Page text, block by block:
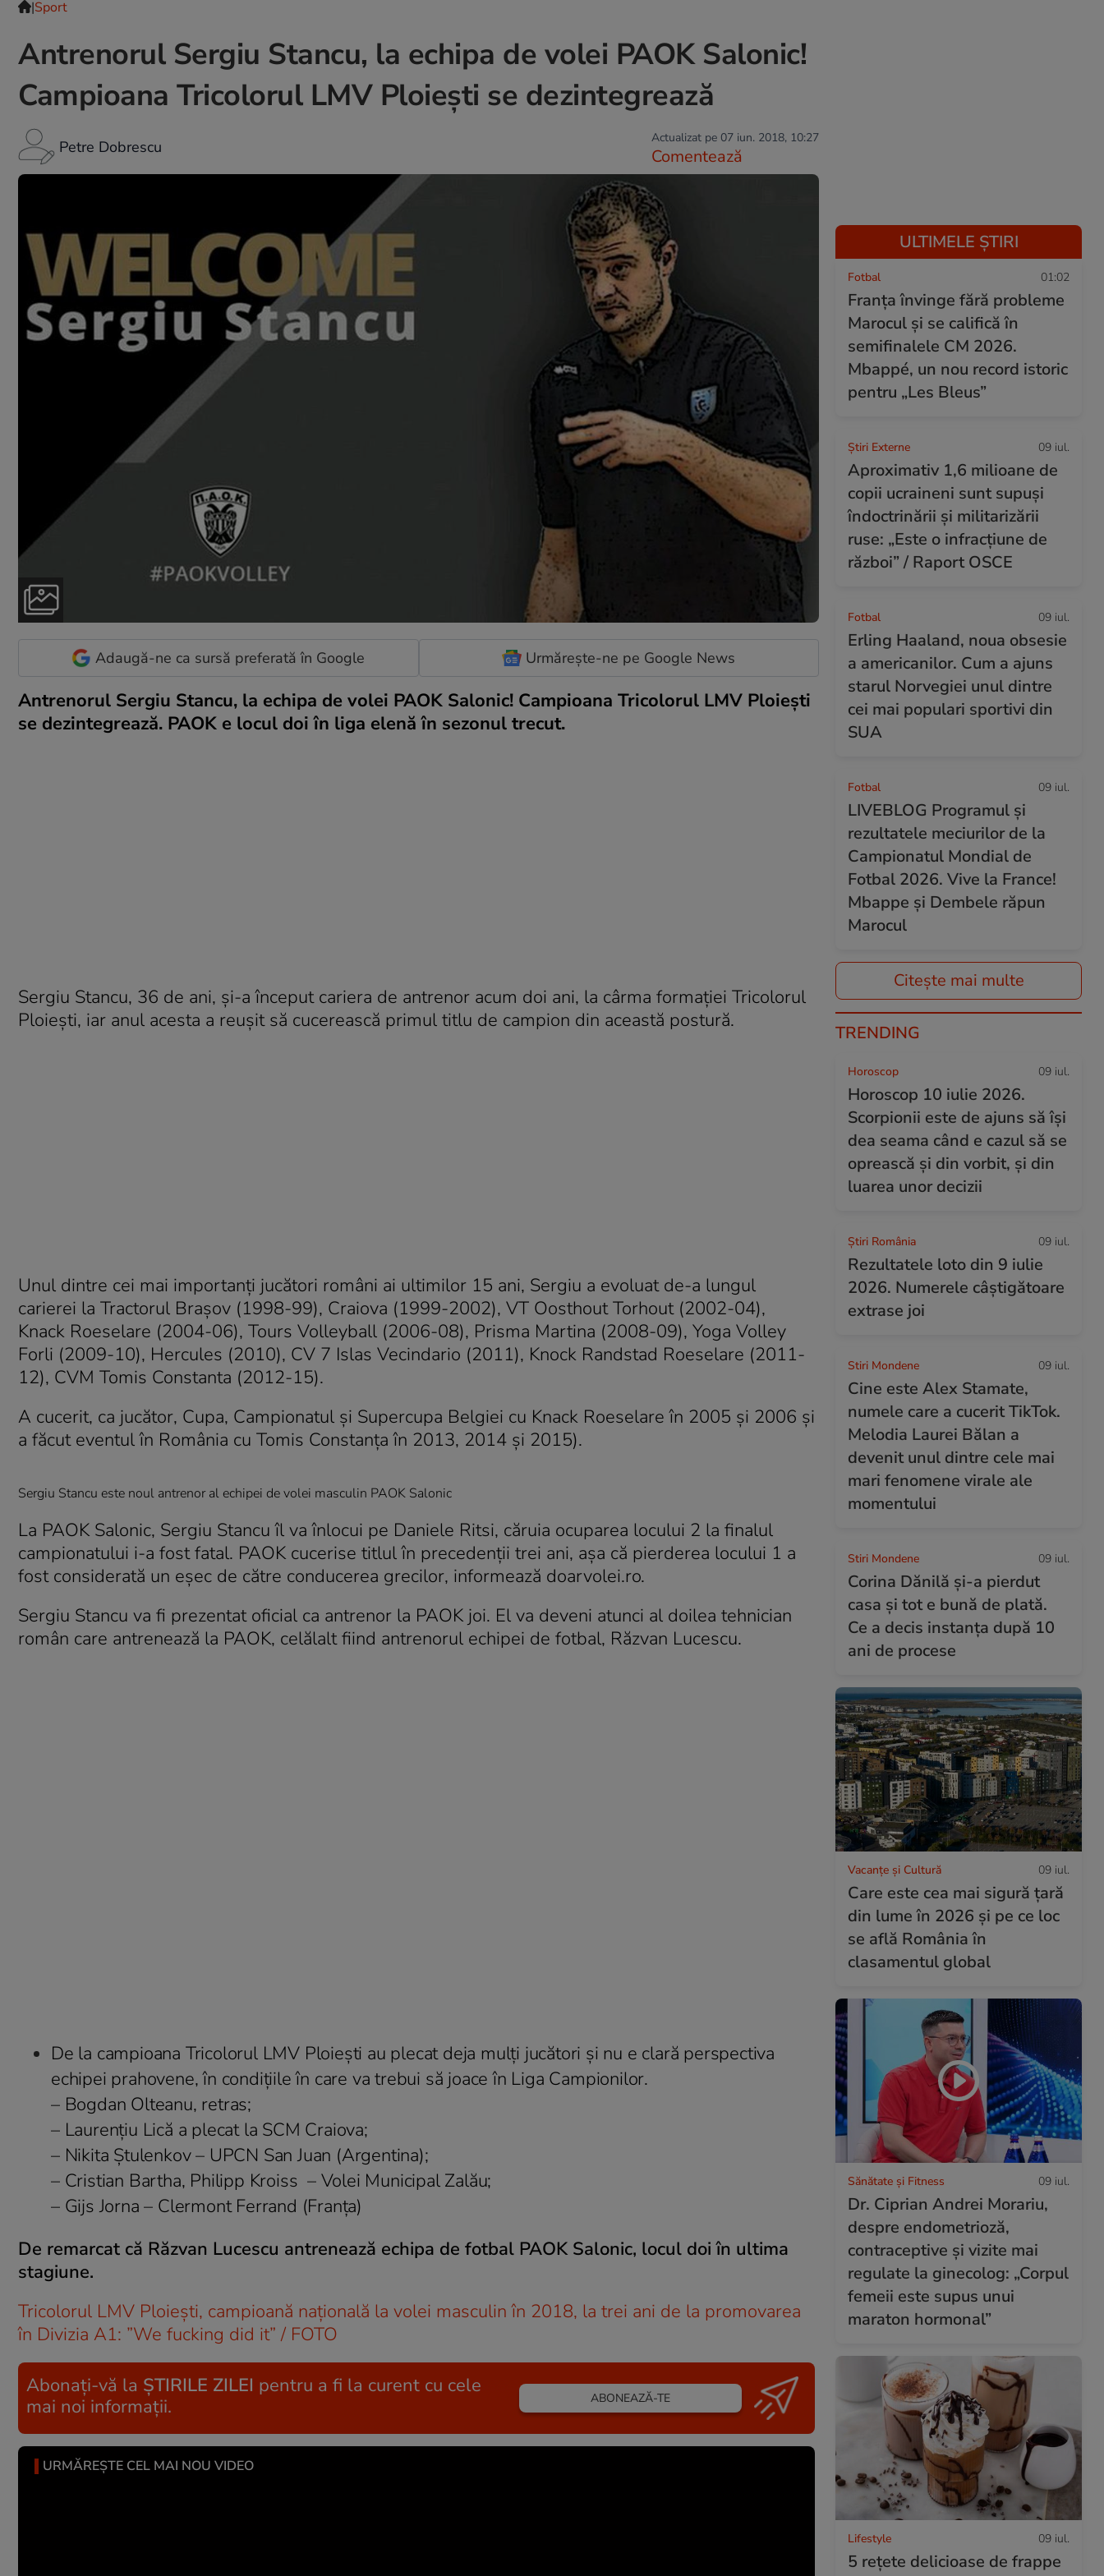
|Sport
Antrenorul Sergiu Stancu, la echipa de volei PAOK Salonic!
Campioana Tricolorul LMV Ploiești se dezintegrează
Petre Dobrescu Actualizat pe 07 iun. 2018, 10:27
Comentează
Adaugă-ne ca sursă preferată în Google Urmărește-ne pe Google News
Antrenorul Sergiu Stancu, la echipa de volei PAOK Salonic! Campioana Tricolorul LMV Ploiești
se dezintegrează. PAOK e locul doi în liga elenă în sezonul trecut.
Sergiu Stancu, 36 de ani, şi-a început cariera de antrenor acum doi ani, la cârma formaţiei Tricolorul
Ploieşti, iar anul acesta a reuşit să cucerească primul titlu de campion din această postură.
Unul dintre cei mai importanţi jucători români ai ultimilor 15 ani, Sergiu a evoluat de-a lungul
carierei la Tractorul Braşov (1998-99), Craiova (1999-2002), VT Oosthout Torhout (2002-04),
Knack Roeselare (2004-06), Tours Volleyball (2006-08), Prisma Martina (2008-09), Yoga Volley
Forli (2009-10), Hercules (2010), CV 7 Islas Vecindario (2011), Knock Randstad Roeselare (2011-
12), CVM Tomis Constanta (2012-15).
A cucerit, ca jucător, Cupa, Campionatul şi Supercupa Belgiei cu Knack Roeselare în 2005 şi 2006 şi
a făcut eventul în România cu Tomis Constanţa în 2013, 2014 şi 2015).
Sergiu Stancu este noul antrenor al echipei de volei masculin PAOK Salonic
La PAOK Salonic, Sergiu Stancu îl va înlocui pe Daniele Ritsi, căruia ocuparea locului 2 la finalul
campionatului i-a fost fatal. PAOK cucerise titlul în precedenţii trei ani, aşa că pierderea locului 1 a
fost considerată un eşec de către conducerea grecilor, informează doarvolei.ro.
Sergiu Stancu va fi prezentat oficial ca antrenor la PAOK joi. El va deveni atunci al doilea tehnician
român care antrenează la PAOK, celălalt fiind antrenorul echipei de fotbal, Răzvan Lucescu.
De la campioana Tricolorul LMV Ploiești au plecat deja mulți jucători și nu e clară perspectiva
echipei prahovene, în condițiile în care va trebui să joace în Liga Campionilor.
– Bogdan Olteanu, retras;
– Laurențiu Lică a plecat la SCM Craiova;
– Nikita Ștulenkov – UPCN San Juan (Argentina);
– Cristian Bartha, Philipp Kroiss – Volei Municipal Zalău;
– Gijs Jorna – Clermont Ferrand (Franța)
De remarcat că Răzvan Lucescu antrenează echipa de fotbal PAOK Salonic, locul doi în ultima
stagiune.
Tricolorul LMV Ploiești, campioană națională la volei masculin în 2018, la trei ani de la promovarea
în Divizia A1: ”We fucking did it” / FOTO
Abonați-vă la ȘTIRILE ZILEI pentru a fi la curent cu cele
mai noi informații.
ABONEAZĂ-TE
URMĂREȘTE CEL MAI NOU VIDEO
ULTIMELE ȘTIRI
Fotbal 01:02
Franța învinge fără probleme
Marocul și se califică în
semifinalele CM 2026.
Mbappé, un nou record istoric
pentru „Les Bleus”
Știri Externe 09 iul.
Aproximativ 1,6 milioane de
copii ucraineni sunt supuși
îndoctrinării și militarizării
ruse: „Este o infracțiune de
război” / Raport OSCE
Fotbal 09 iul.
Erling Haaland, noua obsesie
a americanilor. Cum a ajuns
starul Norvegiei unul dintre
cei mai populari sportivi din
SUA
Fotbal 09 iul.
LIVEBLOG Programul și
rezultatele meciurilor de la
Campionatul Mondial de
Fotbal 2026. Vive la France!
Mbappe și Dembele răpun
Marocul
Citește mai multe
TRENDING
Horoscop 09 iul.
Horoscop 10 iulie 2026.
Scorpionii este de ajuns să își
dea seama când e cazul să se
oprească și din vorbit, și din
luarea unor decizii
Știri România 09 iul.
Rezultatele loto din 9 iulie
2026. Numerele câștigătoare
extrase joi
Stiri Mondene 09 iul.
Cine este Alex Stamate,
numele care a cucerit TikTok.
Melodia Laurei Bălan a
devenit unul dintre cele mai
mari fenomene virale ale
momentului
Stiri Mondene 09 iul.
Corina Dănilă și-a pierdut
casa și tot e bună de plată.
Ce a decis instanța după 10
ani de procese
Vacanțe și Cultură 09 iul.
Care este cea mai sigură țară
din lume în 2026 și pe ce loc
se află România în
clasamentul global
Sănătate și Fitness 09 iul.
Dr. Ciprian Andrei Morariu,
despre endometrioză,
contraceptive și vizite mai
regulate la ginecolog: „Corpul
femeii este supus unui
maraton hormonal”
Lifestyle 09 iul.
5 rețete delicioase de frappe